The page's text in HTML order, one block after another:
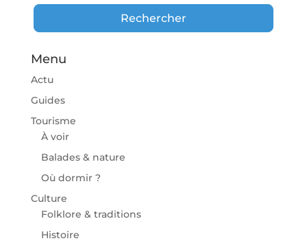
RechercherRechercher
Menu
Actu
Guides
Tourisme
À voir
Balades & nature
Où dormir ?
Culture
Folklore & traditions
Histoire